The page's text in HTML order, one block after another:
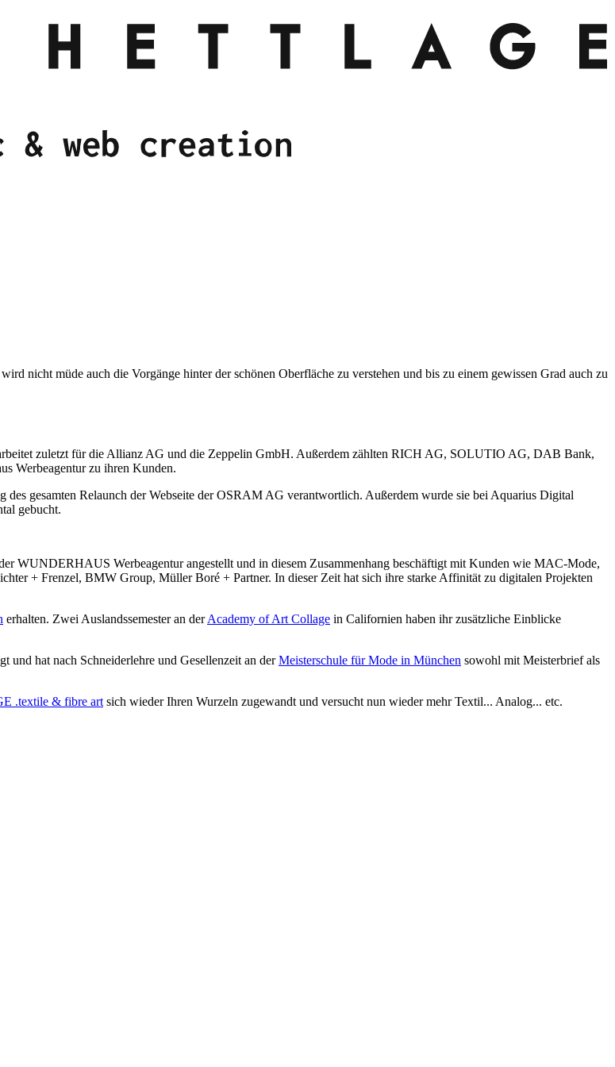
nicht müde auch die Vorgänge hinter der schönen Oberfläche zu verstehen und bis zu einem gewissen Grad auch zu
zuletzt für die Allianz AG und die Zeppelin GmbH. Außerdem zählten RICH AG, SOLUTIO AG, DAB Bank,
Werbeagentur zu ihren Kunden.
gesamten Relaunch der Webseite der OSRAM AG verantwortlich. Außerdem wurde sie bei Aquarius Digital
gebucht.
WUNDERHAUS Werbeagentur angestellt und in diesem Zusammenhang beschäftigt mit Kunden wie MAC-Mode,
+ Frenzel, BMW Group, Müller Boré + Partner. In dieser Zeit hat sich ihre starke Affinität zu digitalen Projekten
erhalten. Zwei Auslandssemester an derAcademy of Art Collage in Californien haben ihr zusätzliche Einblicke
und hat nach Schneiderlehre und Gesellenzeit an derMeisterschule für Mode in München sowohl mit Meisterbrief als
.textile & fibre art sich wieder Ihren Wurzeln zugewandt und versucht nun wieder mehr Textil... Analog... etc.